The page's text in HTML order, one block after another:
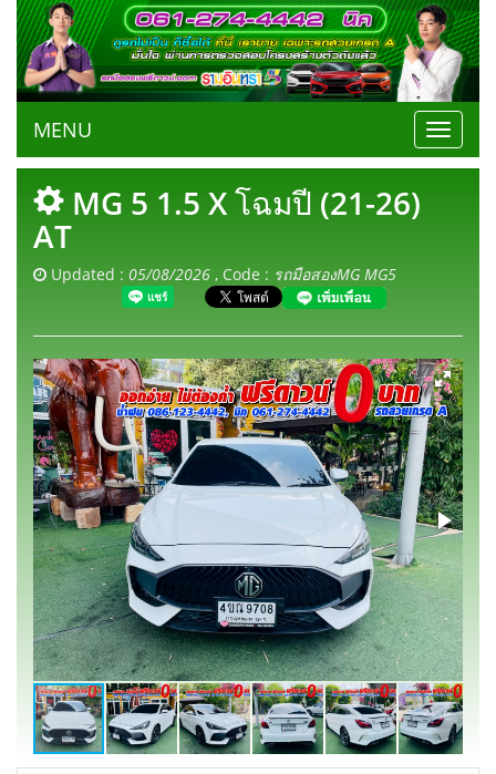
Toggle
MENU
MG 5 1.5 X โฉมปี (21-26)
AT
Updated : 05/08/2026 , Code : รถมือสองMG MG5